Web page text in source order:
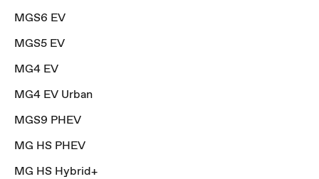
MGS6 EV
MGS5 EV
MG4 EV
MG4 EV Urban
MGS9 PHEV
MG HS PHEV
MG HS Hybrid+